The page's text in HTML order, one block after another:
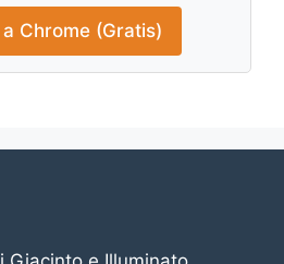
Chrome (Gratis)